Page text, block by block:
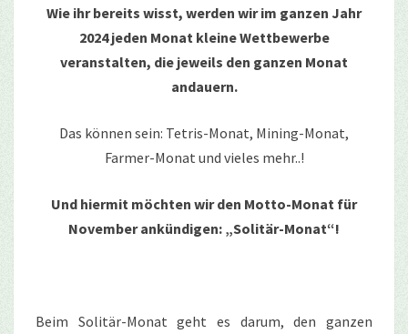
Wie ihr bereits wisst, werden wir im ganzen Jahr
2024 jeden Monat kleine Wettbewerbe
veranstalten, die jeweils den ganzen Monat
andauern.
Das können sein: Tetris-Monat, Mining-Monat,
Farmer-Monat und vieles mehr..!
Und hiermit möchten wir den Motto-Monat für
November ankündigen: „Solitär-Monat“!
Beim Solitär-Monat geht es darum, den ganzen